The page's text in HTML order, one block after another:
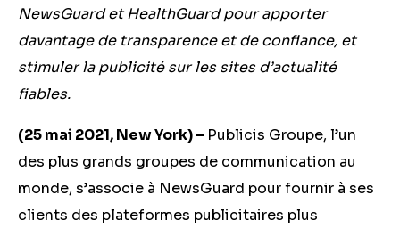
NewsGuard et HealthGuard pour apporter
davantage de transparence et de confiance, et
stimuler la publicité sur les sites d’actualité
fiables.
(25 mai 2021, New York) – Publicis Groupe, l’un
des plus grands groupes de communication au
monde, s’associe à NewsGuard pour fournir à ses
clients des plateformes publicitaires plus